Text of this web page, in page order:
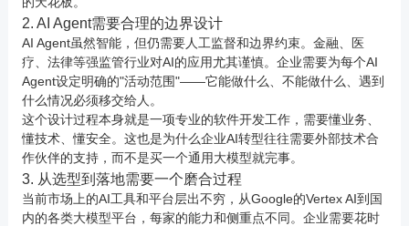
2. AI Agent需要合理的边界设计
AI Agent虽然智能，但仍需要人工监督和边界约束。 金融 、医
疗、法律等强监管行业对AI的应用尤其谨慎。企业需要为每个AI
Agent设定明确的"活动范围"——它能做什么、不能做什么、遇到
什么情况必须移交给人。
这个设计过程本身就是一项专业的软件开发工作，需要懂业务、
懂技术、懂安全。这也是为什么企业AI转型往往需要外部技术合
作伙伴的支持，而不是买一个通用大模型就完事。
3. 从选型到落地需要一个磨合过程
当前市场上的AI工具和平台层出不穷，从Google的Vertex AI到国
内的各类大模型平台，每家的能力和侧重点不同。企业需要花时